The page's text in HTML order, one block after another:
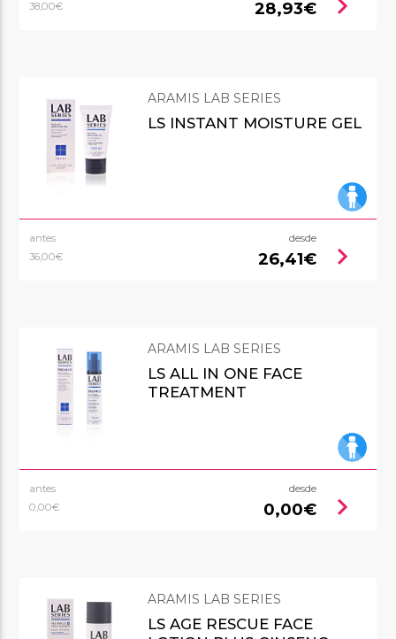
38,00€
28,93€
ARAMIS LAB SERIES
LS INSTANT MOISTURE GEL
antes
36,00€
desde
26,41€ chevron_right
ARAMIS LAB SERIES
LS ALL IN ONE FACE
TREATMENT
antes
0,00€
desde
0,00€ chevron_right
ARAMIS LAB SERIES
LS AGE RESCUE FACE